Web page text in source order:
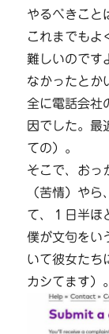
やるべきこと
これまでもよ
難しいのです
なかったとか
全に電話会社
因でした。最
ての）。
そこで、おっ
（苦情）や
て、１日半ほ
僕が文句をい
いて彼女たち
カシてます）。